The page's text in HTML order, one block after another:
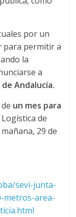
por un
para permitir a
la
a
Andalucía.
un mes para
Logística de
29 de
sevi-junta-
metros-area-